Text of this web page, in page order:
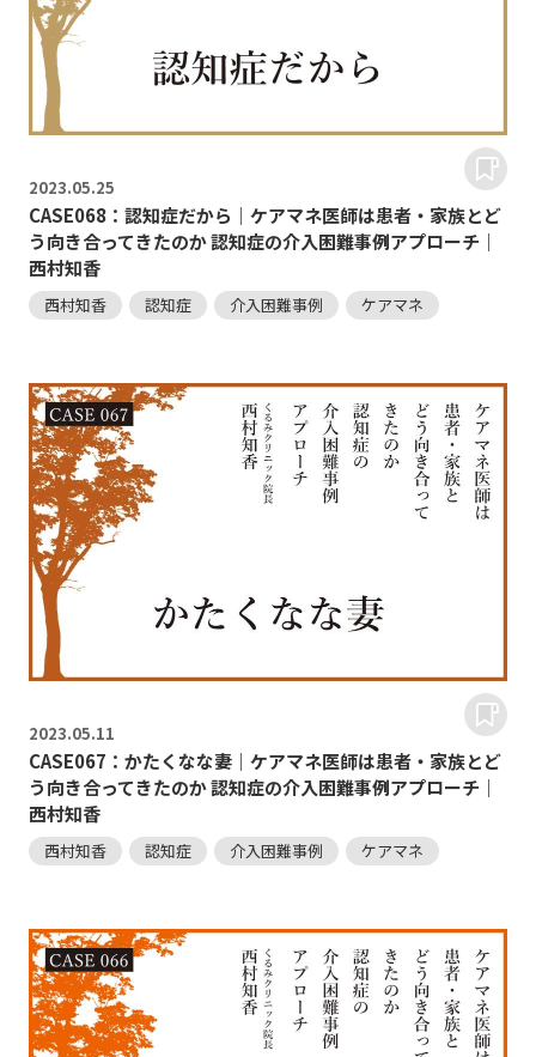
2023.05.25
CASE068：認知症だから｜ケアマネ医師は患者・家族とど
う向き合ってきたのか 認知症の介入困難事例アプローチ｜
西村知香
西村知香 認知症 介入困難事例 ケアマネ
2023.05.11
CASE067：かたくなな妻｜ケアマネ医師は患者・家族とど
う向き合ってきたのか 認知症の介入困難事例アプローチ｜
西村知香
西村知香 認知症 介入困難事例 ケアマネ